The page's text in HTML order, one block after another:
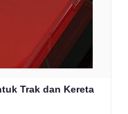
Trak dan Kereta